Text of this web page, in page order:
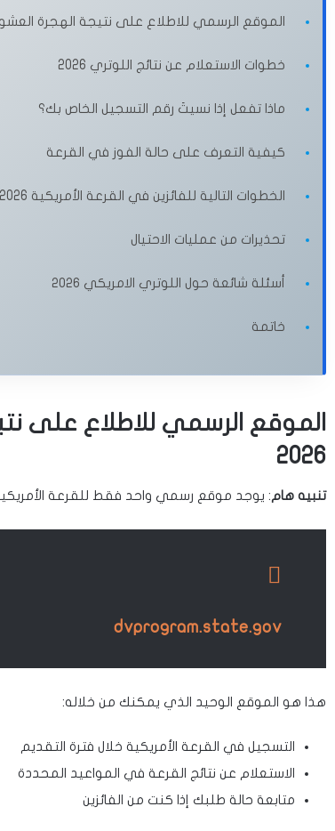
الموقع الرسمي للاطلاع على نتيجة الهجرة العشوائية
خطوات الاستعلام عن نتائج اللوتري 2026
ماذا تفعل إذا نسيتَ رقم التسجيل الخاص بك؟
كيفية التعرف على حالة الفوز في القرعة
الخطوات التالية للفائزين في القرعة الأمريكية 2026
تحذيرات من عمليات الاحتيال
أسئلة شائعة حول اللوتري الامريكي ٢٠٢٦
خاتمة
الموقع الرسمي للاطلاع على
2026
تنبيه هام: يوجد موقع رسمي واحد فقط للقرعة الأمريكية
dvprogram.state.gov
هذا هو الموقع الوحيد الذي يمكنك من خلاله:
التسجيل في القرعة الأمريكية خلال فترة التقديم
الاستعلام عن نتائج القرعة في المواعيد المحددة
متابعة حالة طلبك إذا كنت من الفائزين